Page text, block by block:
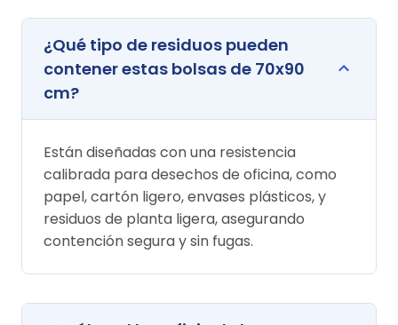
¿Qué tipo de residuos pueden
contener estas bolsas de 70x90
cm?
Están diseñadas con una resistencia
calibrada para desechos de oficina, como
papel, cartón ligero, envases plásticos, y
residuos de planta ligera, asegurando
contención segura y sin fugas.